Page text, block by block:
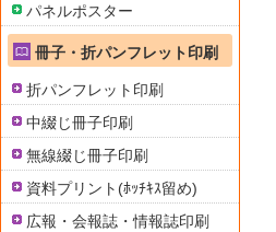
パネルポスター
冊子・折パンフレット印刷
折パンフレット印刷
中綴じ冊子印刷
無線綴じ冊子印刷
資料プリント(ﾎｯﾁｷｽ留め)
広報・会報誌・情報誌印刷